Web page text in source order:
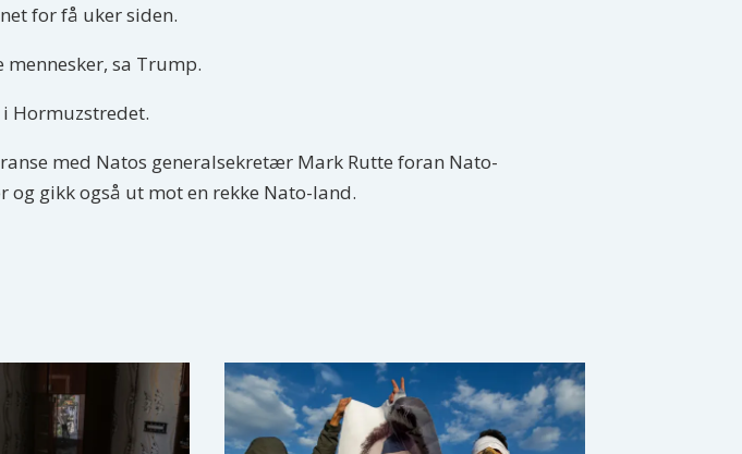
for få uker siden.
mennesker, sa Trump.
Hormuzstredet.
med Natos generalsekretær Mark Rutte foran Nato-
gikk også ut mot en rekke Nato-land.